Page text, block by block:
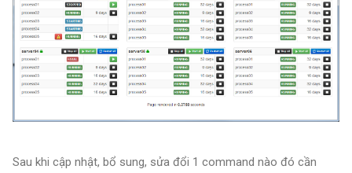
Sau khi cập nhật, bổ sung, sửa đổi 1 command nào đó cần